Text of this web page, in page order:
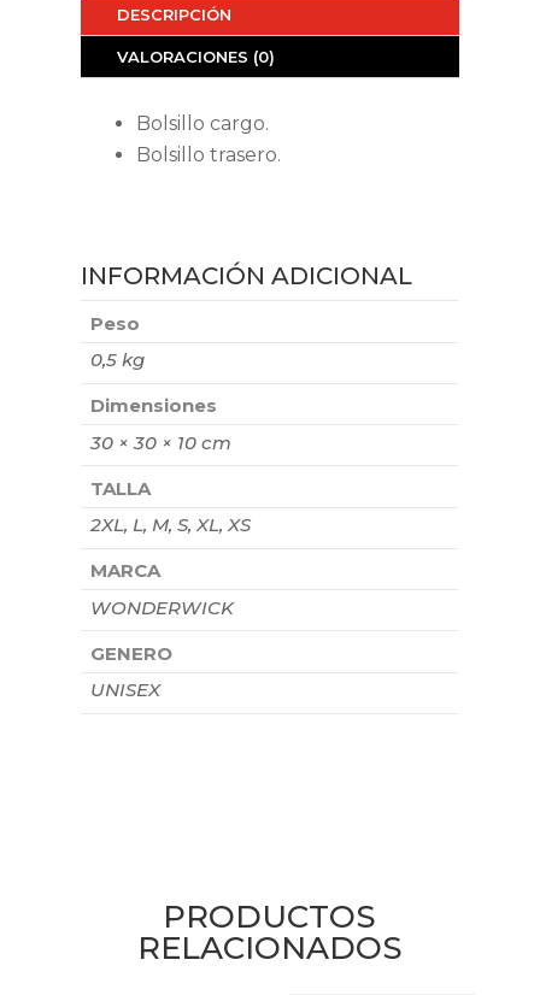
DESCRIPCIÓN
VALORACIONES (0)
Bolsillo cargo.
Bolsillo trasero.
INFORMACIÓN ADICIONAL
Peso
0,5 kg
Dimensiones
30 × 30 × 10 cm
TALLA
2XL, L, M, S, XL, XS
MARCA
WONDERWICK
GENERO
UNISEX
PRODUCTOS
RELACIONADOS